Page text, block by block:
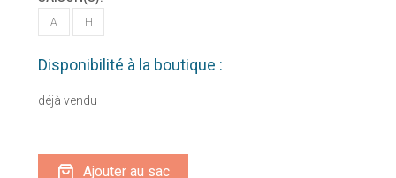
A H
Disponibilité à la boutique :
déjà vendu
Ajouter au sac